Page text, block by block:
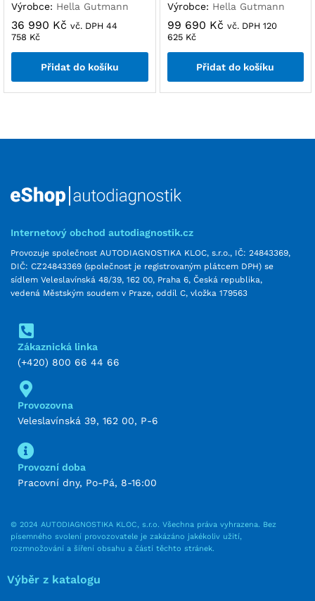
Výrobce: Hella Gutmann
36 990 Kč vč. DPH 44
758 Kč
Přidat do košíku
Výrobce: Hella Gutmann
99 690 Kč vč. DPH 120
625 Kč
Přidat do košíku
Internetový obchod autodiagnostik.cz
Provozuje společnost AUTODIAGNOSTIKA KLOC, s.r.o., IČ: 24843369,
DIČ: CZ24843369 (společnost je registrovaným plátcem DPH) se
sídlem Veleslavínská 48/39, 162 00, Praha 6, Česká republika,
vedená Městským soudem v Praze, oddíl C, vložka 179563
Zákaznická linka
(+420) 800 66 44 66
Provozovna
Veleslavínská 39, 162 00, P-6
Provozní doba
Pracovní dny, Po-Pá, 8-16:00
© 2024 AUTODIAGNOSTIKA KLOC, s.r.o. Všechna práva vyhrazena. Bez
písemného svolení provozovatele je zakázáno jakékoliv užití,
rozmnožování a šíření obsahu a částí těchto stránek.
Výběr z katalogu